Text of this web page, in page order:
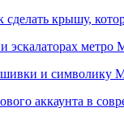
сделать крышу,
эскалаторах метро
и символику
аккаунта в